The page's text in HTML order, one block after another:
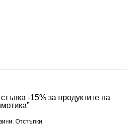
-15% за продуктите на
, Отстъпки